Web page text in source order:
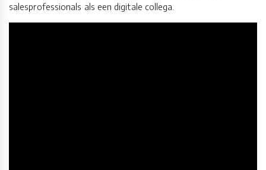
salesprofessionals als een digitale collega.